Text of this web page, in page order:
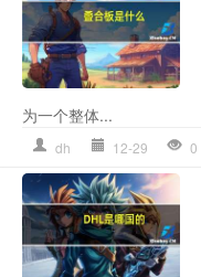
为一个整体...
dh 12-29 0